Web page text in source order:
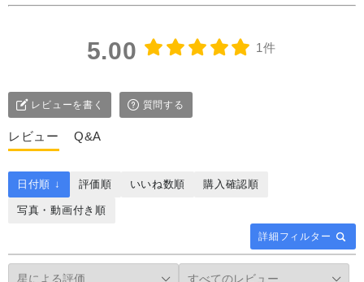
5.00 1件
レビューを書く 質問する
レビュー Q&A
詳細フィルター
日付順 ↓ 評価順 いいね数順 購入確認順
写真・動画付き順